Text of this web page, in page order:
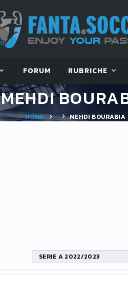
FORUM RUBRICHE
MEHDI
HOME MEHDI BOURABIA
SERIE A 2022/2023